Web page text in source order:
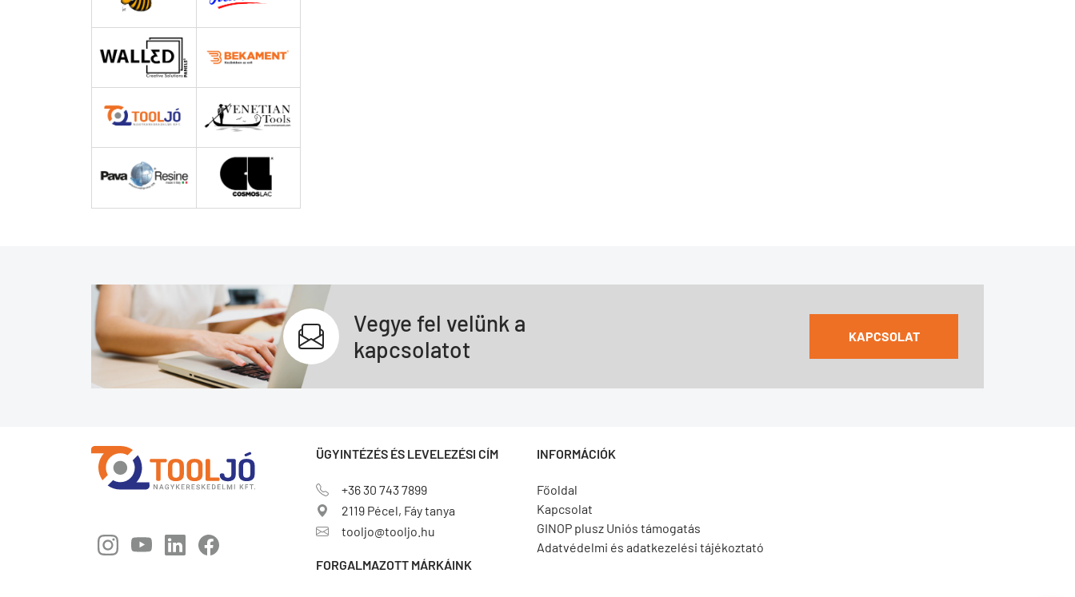
Vegye fel velünk a
kapcsolatot
KAPCSOLAT
ÜGYINTÉZÉS ÉS LEVELEZÉSI CÍM
+36 30 743 7899
2119 Pécel, Fáy tanya
tooljo@tooljo.hu
INFORMÁCIÓK
Főoldal
Kapcsolat
GINOP plusz Uniós támogatás
Adatvédelmi és adatkezelési tájékoztató
FORGALMAZOTT MÁRKÁINK